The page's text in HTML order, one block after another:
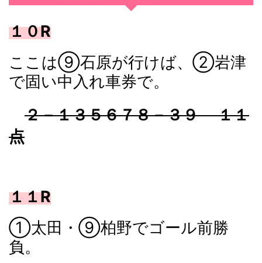
１０R
ここは⑨石原が行けば、②岩津
で固い中入れ車券で。
２－１３５６７８－３９ １１
点
１１R
①太田・⑨柏野でゴール前勝
負。